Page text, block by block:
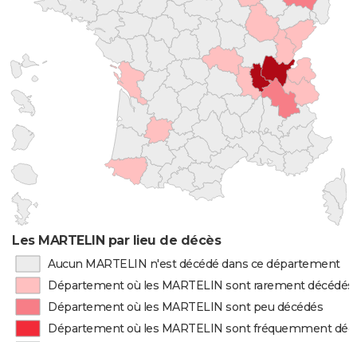
Les MARTELIN par lieu de décès
Aucun MARTELIN n'est décédé dans ce département
Département où les MARTELIN sont rarement décédés
Département où les MARTELIN sont peu décédés
Département où les MARTELIN sont fréquemment